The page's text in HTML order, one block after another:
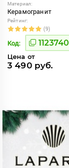
Материал:
Керамогранит
Рейтинг:
(9)
Код: 1123740
Цена от
3 490 руб.